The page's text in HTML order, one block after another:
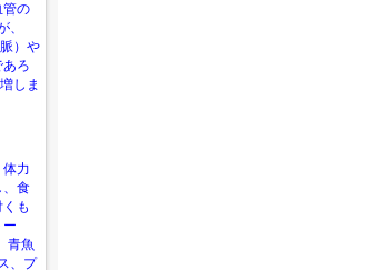
管の
、
）や
ろ
しま
力
、食
も
青魚
、プ